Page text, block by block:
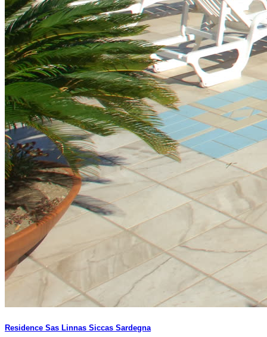
Residence Sas Linnas Siccas Sardegna